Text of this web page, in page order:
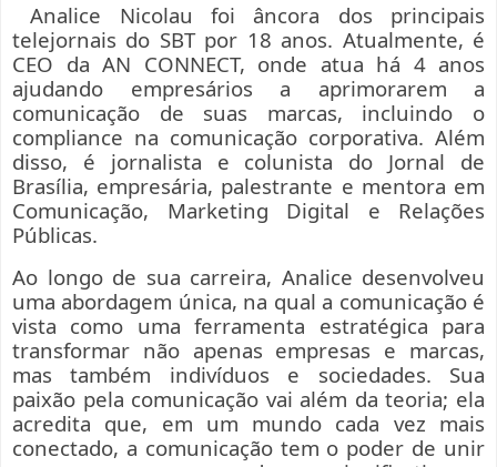
Analice Nicolau foi âncora dos principais
telejornais do SBT por 18 anos. Atualmente, é
CEO da AN CONNECT, onde atua há 4 anos
ajudando empresários a aprimorarem a
comunicação de suas marcas, incluindo o
compliance na comunicação corporativa. Além
disso, é jornalista e colunista do Jornal de
Brasília, empresária, palestrante e mentora em
Comunicação, Marketing Digital e Relações
Públicas.
Ao longo de sua carreira, Analice desenvolveu
uma abordagem única, na qual a comunicação é
vista como uma ferramenta estratégica para
transformar não apenas empresas e marcas,
mas também indivíduos e sociedades. Sua
paixão pela comunicação vai além da teoria; ela
acredita que, em um mundo cada vez mais
conectado, a comunicação tem o poder de unir